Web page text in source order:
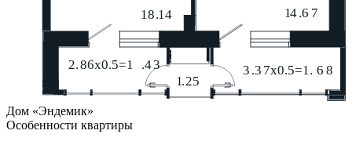
Дом «Эндемик»
Особенности квартиры